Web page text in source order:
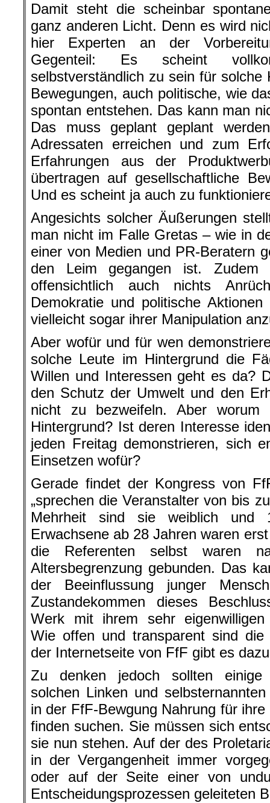
Damit steht die scheinbar
ganz anderen Licht. Denn es wird
hier Experten an der
Gegenteil: Es scheint
selbstverständlich zu sein für solche
Bewegungen, auch politische, wie
spontan entstehen. Das kann man
Das muss geplant geplant
Adressaten erreichen und zum
Erfahrungen aus der
übertragen auf gesellschaftliche
Und es scheint ja auch zu
Angesichts solcher Äußerungen
man nicht im Falle Gretas – wie in
einer von Medien und PR-Beratern
den Leim gegangen ist. Zudem
offensichtlich auch nichts
Demokratie und politische
vielleicht sogar ihrer Manipulation
Aber wofür und für wen
solche Leute im Hintergrund die
Willen und Interessen geht es da?
den Schutz der Umwelt und den
nicht zu bezweifeln. Aber
Hintergrund? Ist deren Interesse
jeden Freitag demonstrieren, sich
Einsetzen wofür?
Gerade findet der Kongress von
„sprechen die Veranstalter von bis
Mehrheit sind sie weiblich
Erwachsene ab 28 Jahren waren
die Referenten selbst waren
Altersbegrenzung gebunden. Das
der Beeinflussung junger
Zustandekommen dieses
Werk mit ihrem sehr eigenwilligen
Wie offen und transparent sind die
der Internetseite von FfF gibt es
Zu denken jedoch sollten einige
solchen Linken und
in der FfF-Bewgung Nahrung für
finden suchen. Sie müssen sich
sie nun stehen. Auf der des
in der Vergangenheit immer
oder auf der Seite einer von
Entscheidungsprozessen geleiteten